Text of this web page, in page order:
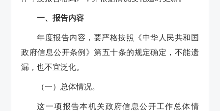
一、报告内容
年度报告内容，要严格按照《中华人民共和国
政府信息公开条例》第五十条的规定确定，不能遗
漏，也不宜泛化。
（一）总体情况。
这一项报告本机关政府信息公开工作总体情